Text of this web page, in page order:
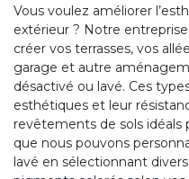
Vous voulez améliorer
extérieur ? Notre
créer vos terrasses, vos
garage et autre
désactivé ou lavé. Ces
esthétiques et leur
revêtements de sols idéals
que nous pouvons
lavé en sélectionnant